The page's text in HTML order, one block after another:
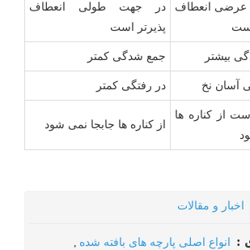
عرضی انعطاف
در جهت طولی انعطاف
پذیرتر است
بیشتر جمع شدگی کمتر
آسان نخ در رفتگی کمتر
از کناره ها
از کناره ها جابجا نمی شود
اخبار و مقالات
: انواع اصلی پارچه های بافته شده ,